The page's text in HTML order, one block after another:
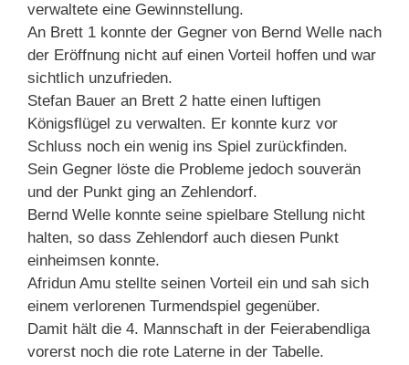
verwaltete eine Gewinnstellung.
An Brett 1 konnte der Gegner von Bernd Welle nach
der Eröffnung nicht auf einen Vorteil hoffen und war
sichtlich unzufrieden.
Stefan Bauer an Brett 2 hatte einen luftigen
Königsflügel zu verwalten. Er konnte kurz vor
Schluss noch ein wenig ins Spiel zurückfinden.
Sein Gegner löste die Probleme jedoch souverän
und der Punkt ging an Zehlendorf.
Bernd Welle konnte seine spielbare Stellung nicht
halten, so dass Zehlendorf auch diesen Punkt
einheimsen konnte.
Afridun Amu stellte seinen Vorteil ein und sah sich
einem verlorenen Turmendspiel gegenüber.
Damit hält die 4. Mannschaft in der Feierabendliga
vorerst noch die rote Laterne in der Tabelle.